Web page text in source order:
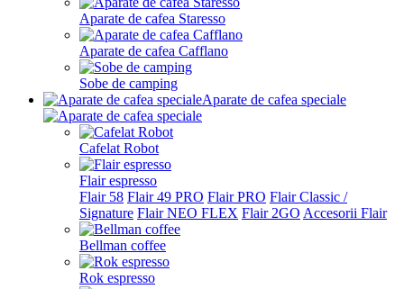
Aparate de cafea Staresso
Aparate de cafea Cafflano
Sobe de camping
Aparate de cafea speciale
Cafelat Robot
Flair espresso
Flair 58 Flair 49 PRO Flair PRO Flair Classic /
Signature Flair NEO FLEX Flair 2GO Accesorii Flair
Bellman coffee
Rok espresso